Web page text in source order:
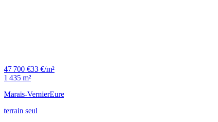
47 700 €33 €/m²
1 435 m²
Marais-VernierEure
terrain seul